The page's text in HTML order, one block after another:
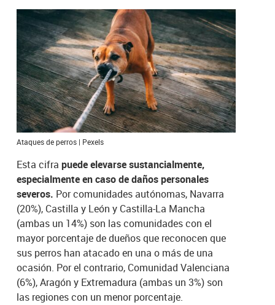
Ataques de perros | Pexels
Esta cifrapuede elevarse sustancialmente,
especialmente en caso de daños personales
severos. Por comunidades autónomas, Navarra
(20%), Castilla y León y Castilla-La Mancha
(ambas un 14%) son las comunidades con el
mayor porcentaje de dueños que reconocen que
sus perros han atacado en una o más de una
ocasión. Por el contrario, Comunidad Valenciana
(6%), Aragón y Extremadura (ambas un 3%) son
las regiones con un menor porcentaje.